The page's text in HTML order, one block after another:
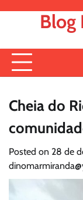
Blog
Cheia do
Posted on 28 de